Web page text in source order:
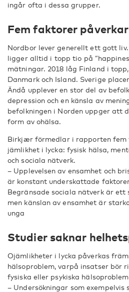
ingår ofta i dessa grupper.
Fem faktorer
Nordbor lever generellt ett gott
ligger alltid i topp tio på
mätningar. 2018 låg Finland i
Danmark och Island. Sverige
Ändå upplever en stor del av
depression och en känsla av
befolkningen i Norden uppger att
form av ohälsa.
Birkjær förmedlar i rapporten fem
jämlikhet i lycka: fysisk hälsa,
och sociala nätverk.
– Upplevelsen av ensamhet och
är konstant underskattade
Begränsade sociala nätverk är
men känslan av ensamhet är
unga
Studier saknar
Ojämlikheter i lycka påverkas
hälsoproblem, varpå insatser bör
fysiska eller psykiska
– Undersökningar som